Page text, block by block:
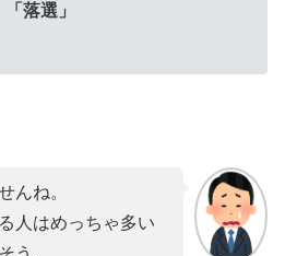
「落選」
んね。
人はめっちゃ多い